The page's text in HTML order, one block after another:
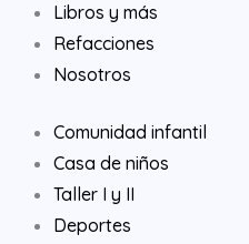
Libros y más
Refacciones
Nosotros
Comunidad infantil
Casa de niños
Taller I y II
Deportes